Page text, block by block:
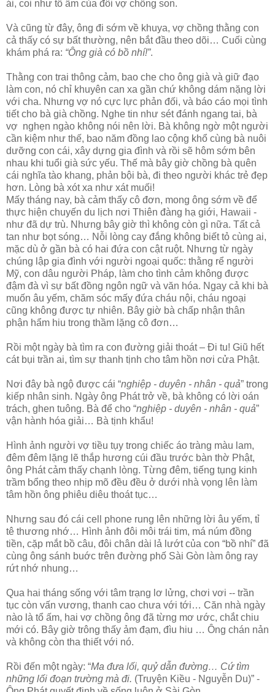
ái, coi như tổ ấm của đôi vợ chồng son.
Và cũng từ đây, ông đi sớm về khuya, vợ chồng thằng con
cả thấy có sự bất thường, nên bắt đầu theo dõi… Cuối cùng
khám phá ra: “Ông già có bồ nhí!”.
Thằng con trai thông cảm, bao che cho ông già và giữ đạo
làm con, nó chỉ khuyên can xa gần chứ không dám nặng lời
với cha. Nhưng vợ nó cực lực phản đối, và báo cáo mọi tình
tiết cho bà già chồng. Nghe tin như sét đánh ngang tai, bà
vợ nghẹn ngào không nói nên lời. Bà không ngờ một người
cần kiệm như thế, bao năm đồng lao cộng khổ cùng bà nuôi
dưỡng con cái, xây dựng gia đình và rồi sẽ hôm sớm bên
nhau khi tuổi già sức yếu. Thế mà bây giờ chồng bà quên
cái nghĩa tào khang, phản bội bà, đi theo người khác trẻ đẹp
hơn. Lòng bà xót xa như xát muối!
Mấy tháng nay, bà cảm thấy cô đơn, mong ông sớm về để
thực hiện chuyến du lịch nơi Thiên đàng hạ giới, Hawaii -
như đã dự trù. Nhưng bây giờ thì không còn gì nữa. Tất cả
tan như bọt sóng… Nỗi lòng cay đắng không biết tỏ cùng ai,
mặc dù ở gần bà có hai đứa con cật ruột. Nhưng từ ngày
chúng lập gia đình với người ngoại quốc: thằng rể người
Mỹ, con dâu người Pháp, làm cho tình cảm không được
đậm đà vì sự bất đồng ngôn ngữ và văn hóa. Ngay cả khi bà
muốn âu yếm, chăm sóc mấy đứa cháu nội, cháu ngoại
cũng không được tự nhiên. Bây giờ bà chấp nhận thân
phận hẩm hiu trong thầm lặng cô đơn…
Rồi một ngày bà tìm ra con đường giải thoát – Đi tu! Giũ hết
cát bụi trần ai, tìm sự thanh tịnh cho tâm hồn nơi cửa Phật.
Nơi đây bà ngộ được cái “nghiệp - duyên - nhân - quả” trong
kiếp nhân sinh. Ngày ông Phát trở về, bà không có lời oán
trách, ghen tuông. Bà để cho “nghiệp - duyên - nhân - quả”
vận hành hóa giải… Bà tịnh khẩu!
Hình ảnh người vợ tiều tụy trong chiếc áo tràng màu lam,
đêm đêm lặng lẽ thắp hương cúi đầu trước bàn thờ Phật,
ông Phát cảm thấy chạnh lòng. Từng đêm, tiếng tụng kinh
trầm bổng theo nhịp mõ đều đều ở dưới nhà vọng lên làm
tâm hồn ông phiêu diêu thoát tục…
Nhưng sau đó cái cell phone rung lên những lời âu yếm, tỉ
tê thương nhớ… Hình ảnh đôi môi trái tim, má núm đồng
tiền, cặp mắt bồ câu, đôi chân dài lả lướt của con “bồ nhí” đã
cùng ông sánh buớc trên đường phố Sài Gòn làm ông ray
rứt nhớ nhung…
Qua hai tháng sống với tâm trạng lơ lửng, chơi vơi -- trần
tục còn vấn vương, thanh cao chưa với tới… Căn nhà ngày
nào là tổ ấm, hai vợ chồng ông đã từng mơ ước, chắt chiu
mới có. Bây giờ trông thấy ảm đạm, đìu hiu … Ông chán nản
và không còn tha thiết với nó.
Rồi đến một ngày: “Ma đưa lối, quỷ dẫn đường… Cứ tìm
những lối đoạn trường mà đi. (Truyện Kiều - Nguyễn Du)” -